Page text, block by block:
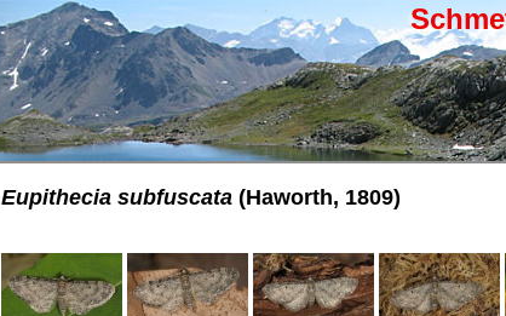
Eupithecia subfuscata(Haworth, 1809)